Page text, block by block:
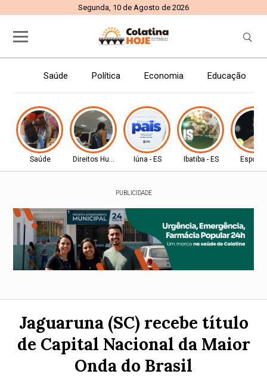
Segunda, 10 de Agosto de 2026
Saúde Política Economia Educação
Saúde Direitos Humanos Iúna - ES Ibatiba - ES
PUBLICIDADE
Jaguaruna (SC) recebe título
de Capital Nacional da Maior
Onda do Brasil